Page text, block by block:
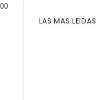
LAS MAS LEIDAS